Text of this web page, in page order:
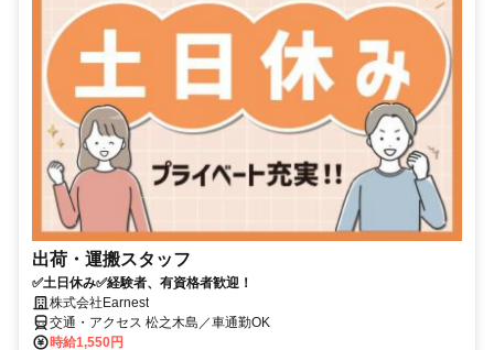
出荷・運搬スタッフ
✅土日休み✅経験者、有資格者歓迎！
株式会社Earnest
交通・アクセス 松之木島／車通勤OK
時給1,550円